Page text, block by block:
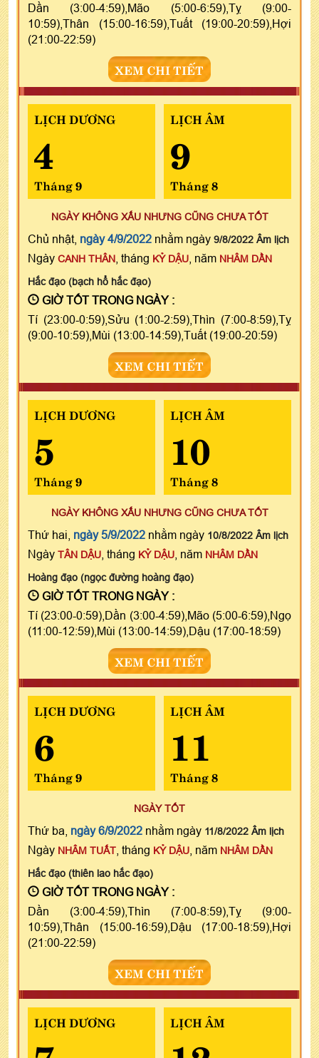
Dần (3:00-4:59),Mão (5:00-6:59),Tỵ (9:00-
10:59),Thân (15:00-16:59),Tuất (19:00-20:59),Hợi
(21:00-22:59)
XEM CHI TIẾT
LỊCH DƯƠNG
4
Tháng 9
LỊCH ÂM
9
Tháng 8
NGÀY KHÔNG XẤU NHƯNG CŨNG CHƯA TỐT
Chủ nhật, ngày 4/9/2022 nhằm ngày 9/8/2022 Âm lịch
Ngày CANH THÂN , tháng KỶ DẬU , năm NHÂM DẦN
Hắc đạo (bạch hổ hắc đạo)
GIỜ TỐT TRONG NGÀY :
Tí (23:00-0:59),Sửu (1:00-2:59),Thìn (7:00-8:59),Tỵ
(9:00-10:59),Mùi (13:00-14:59),Tuất (19:00-20:59)
XEM CHI TIẾT
LỊCH DƯƠNG
5
Tháng 9
LỊCH ÂM
10
Tháng 8
NGÀY KHÔNG XẤU NHƯNG CŨNG CHƯA TỐT
Thứ hai, ngày 5/9/2022 nhằm ngày 10/8/2022 Âm lịch
Ngày TÂN DẬU , tháng KỶ DẬU , năm NHÂM DẦN
Hoàng đạo (ngọc đường hoàng đạo)
GIỜ TỐT TRONG NGÀY :
Tí (23:00-0:59),Dần (3:00-4:59),Mão (5:00-6:59),Ngọ
(11:00-12:59),Mùi (13:00-14:59),Dậu (17:00-18:59)
XEM CHI TIẾT
LỊCH DƯƠNG
6
Tháng 9
LỊCH ÂM
11
Tháng 8
NGÀY TỐT
Thứ ba, ngày 6/9/2022 nhằm ngày 11/8/2022 Âm lịch
Ngày NHÂM TUẤT , tháng KỶ DẬU , năm NHÂM DẦN
Hắc đạo (thiên lao hắc đạo)
GIỜ TỐT TRONG NGÀY :
Dần (3:00-4:59),Thìn (7:00-8:59),Tỵ (9:00-
10:59),Thân (15:00-16:59),Dậu (17:00-18:59),Hợi
(21:00-22:59)
XEM CHI TIẾT
LỊCH DƯƠNG LỊCH ÂM